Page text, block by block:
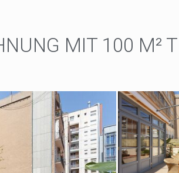
MIT 100 M²